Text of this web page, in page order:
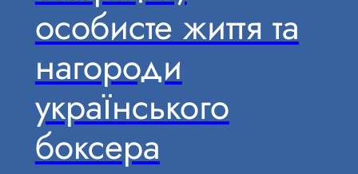
особисте життя та
нагороди
українського
боксера